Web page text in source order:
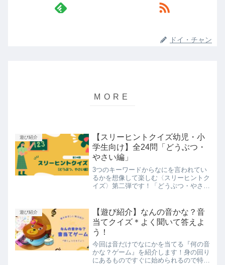
ドイ・チャン
遊び紹介
【スリーヒントクイズ幼児・小
学生向け】全24問「どうぶつ・
やさい編」
3つのキーワードからなにを言われてい
るかを想像して楽しむ〈スリーヒントク
イズ〉第二弾です！「どうぶつ・やさ
ワードを使っているので小さい子さんで
も楽しむことができます。またアレンジ
次第で小学生のお子さんも楽しめる内容
になっていますので、ぜひご覧くださ
い！
遊び紹介
【遊び紹介】なんの音かな？音
当てクイズ＊よく聞いて答えよ
う！
今回は音だけでなにかを当てる『何の音
かな？ゲーム』を紹介します！身の回り
にあるものですぐに始められるので特別